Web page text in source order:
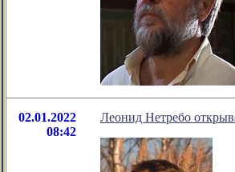
02.01.2022
08:42
Леонид Нетребо